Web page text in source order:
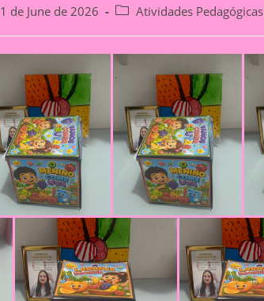
1 de June de 2026
PostAtividades Pedagógicas